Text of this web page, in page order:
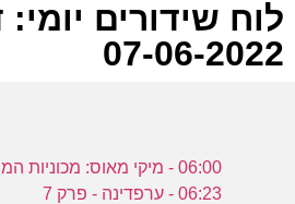
לוח שידורים יומי:
07-06-2022
06:00 - מיקי מאוס: מכוניות המירוץ - פרק 17
06:23 - ערפדינה - פרק 7